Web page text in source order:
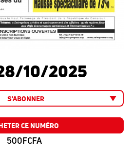
10/2025
S'ABONNER
CE NUMÉRO
500FCFA